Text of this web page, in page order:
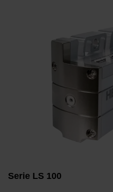
Serie LS 100